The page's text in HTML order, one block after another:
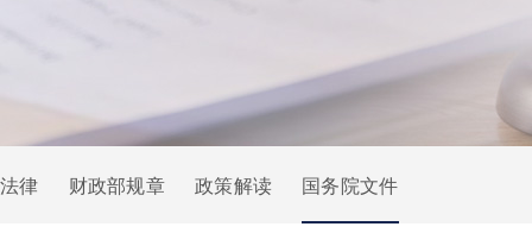
法律 财政部规章 政策解读 国务院文件